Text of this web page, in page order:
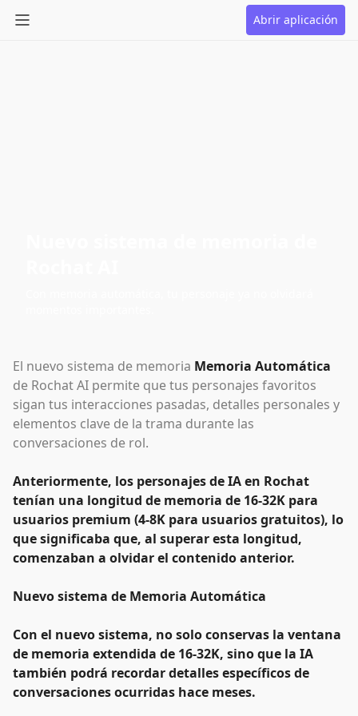
Abrir aplicación
El nuevo sistema de memoria Memoria Automática
de Rochat AI permite que tus personajes favoritos
sigan tus interacciones pasadas, detalles personales y
elementos clave de la trama durante las
conversaciones de rol.
Anteriormente, los personajes de IA en Rochat
tenían una longitud de memoria de 16-32K para
usuarios premium (4-8K para usuarios gratuitos), lo
que significaba que, al superar esta longitud,
comenzaban a olvidar el contenido anterior.
Nuevo sistema de Memoria Automática
Con el nuevo sistema, no solo conservas la ventana
de memoria extendida de 16-32K, sino que la IA
también podrá recordar detalles específicos de
conversaciones ocurridas hace meses.